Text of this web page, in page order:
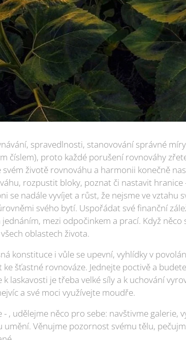
spravedlnosti, stanovování správné
číslem), proto každé porušení rovnováhy
svém životě rovnováhu a harmonii konečně
rozpustit bloky, poznat či nastavit hranice
se nadále vyvíjet a růst, že nejsme ve vztahu
svého bytí. Uspořádat své finanční
mezi odpočinkem a prací. Když
oblastech života.
konstituce i vůle se upevní, vyhlídky v
šťastné rovnováze. Jednejte poctivě a
laskavosti je třeba velké síly a k uchování
a své moci využívejte moudře.
, udělejme něco pro sebe: navštivme galerie,
Věnujme pozornost svému tělu,